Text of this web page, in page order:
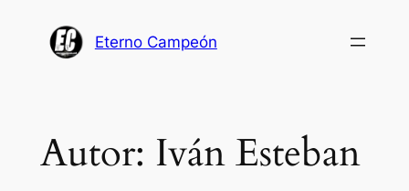
Eterno Campeón
Autor: Iván Esteban